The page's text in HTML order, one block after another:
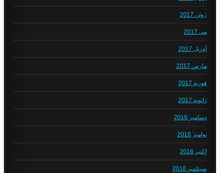
ژوئن 2017
می 2017
آوریل 2017
مارس 2017
فوریه 2017
ژانویه 2017
دسامبر 2016
نوامبر 2016
اکتبر 2016
سپتامبر 2016